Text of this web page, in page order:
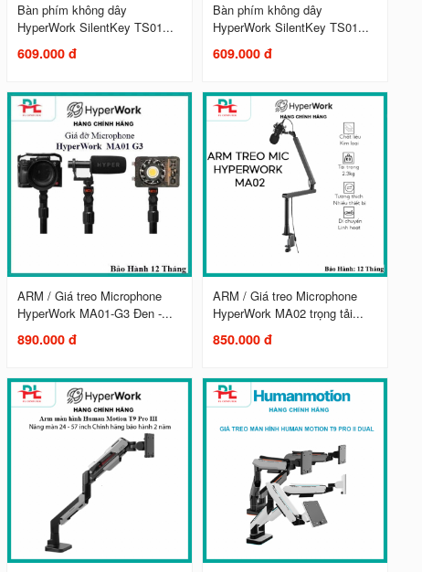
Bàn phím không dây
HyperWork SilentKey TS01...
609.000 đ
Bàn phím không dây
HyperWork SilentKey TS01...
609.000 đ
ARM / Giá treo Microphone
HyperWork MA01-G3 Đen -...
890.000 đ
ARM / Giá treo Microphone
HyperWork MA02 trọng tải...
850.000 đ